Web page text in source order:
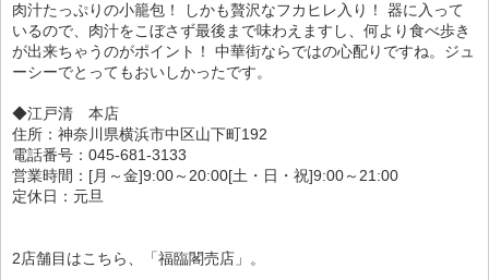
肉汁たっぷりの小籠包！ しかも贅沢なフカヒレ入り！ 器に入って
いるので、肉汁をこぼさず最後まで味わえますし、何より食べ歩き
が出来ちゃうのがポイント！ 中華街ならではの心配りですね。ジュ
ーシーでとってもおいしかったです。
◆江戸清 本店
住所：神奈川県横浜市中区山下町192
電話番号：045-681-3133
営業時間：[月～金]9:00～20:00[土・日・祝]9:00～21:00
定休日：元旦
2店舗目はこちら、「福臨閣売店」。